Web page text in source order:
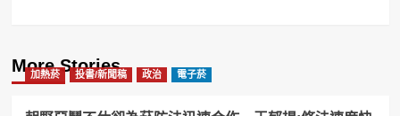
More Stories
加熱菸 投書/新聞稿 政治 電子菸